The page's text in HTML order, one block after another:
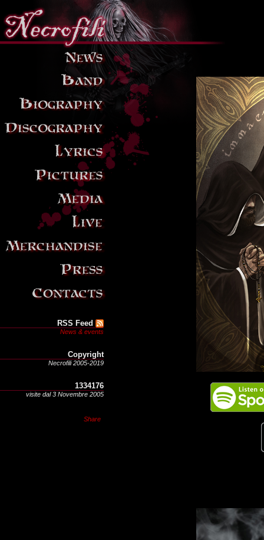
RSS Feed
News & events
Copyright
Necrofili 2005-2019
1334176
visite dal 3 Novembre 2005
Share